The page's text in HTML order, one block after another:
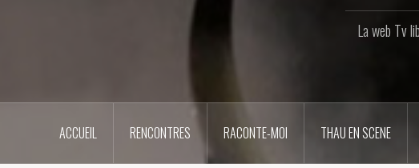
La web Tv
ACCUEIL RENCONTRES RACONTE-MOI THAU EN SCENE